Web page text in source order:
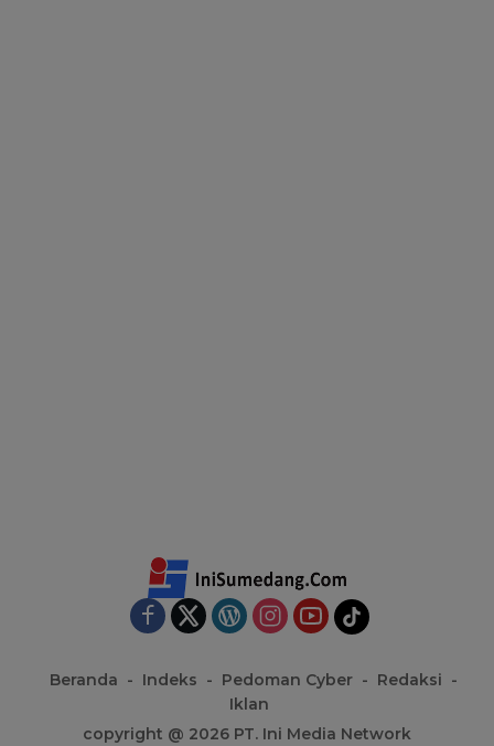
Beranda Indeks Pedoman Cyber
Redaksi
Iklan
copyright @ 2026 PT. Ini Media Network